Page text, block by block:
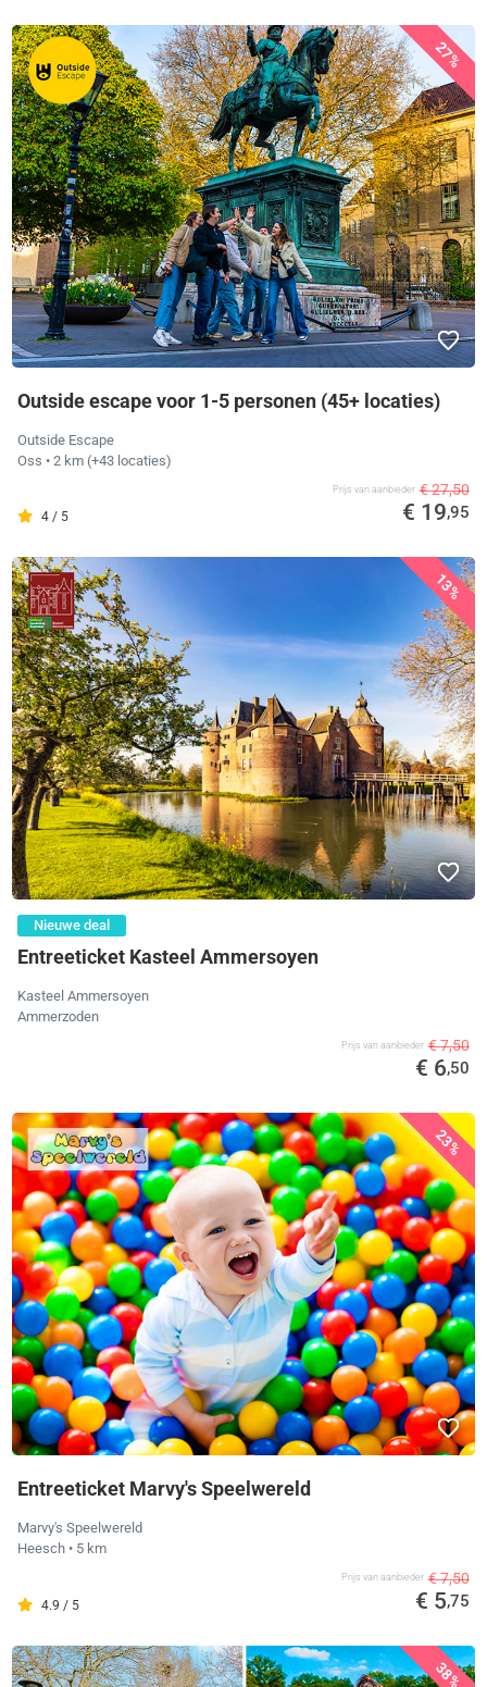
27%
Outside escape voor 1-5 personen (45+ locaties)
Outside Escape
Oss • 2 km (+43 locaties)
4 / 5
Prijs van aanbieder € 27,50
€ 19,95
13%
Nieuwe deal
Entreeticket Kasteel Ammersoyen
Kasteel Ammersoyen
Ammerzoden
Prijs van aanbieder € 7,50
€ 6,50
23%
Entreeticket Marvy's Speelwereld
Marvy's Speelwereld
Heesch • 5 km
4.9 / 5
Prijs van aanbieder € 7,50
€ 5,75
38%